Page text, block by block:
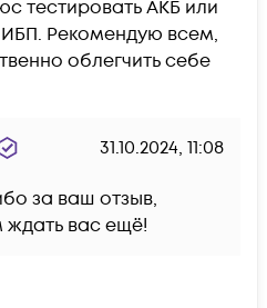
тестировать АКБ или
Рекомендую всем,
облегчить себе
31.10.2024, 11:08
за ваш отзыв,
ждать вас ещё!